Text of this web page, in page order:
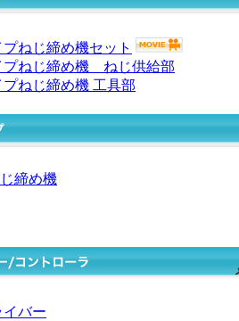
ねじ締め機セット
プねじ締め機 ねじ供給部
ねじ締め機 工具部
締め機
イバー